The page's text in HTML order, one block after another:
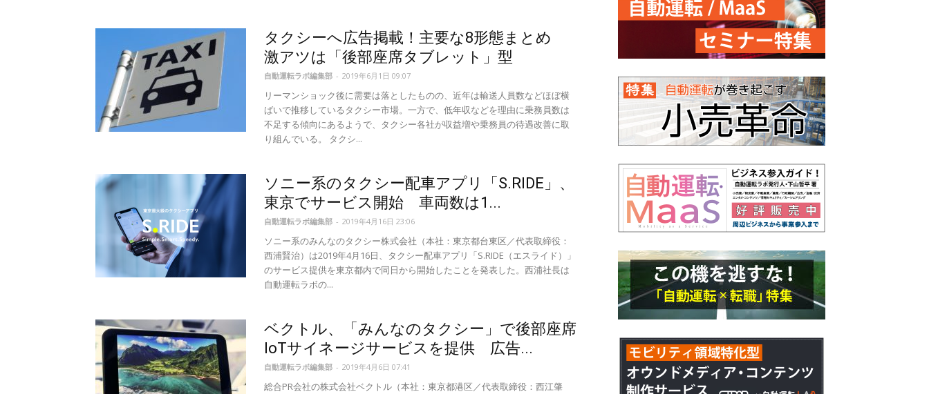
タクシーへ広告掲載！主要な8形態まとめ
激アツは「後部座席タブレット」型
自動運転ラボ編集部 - 2019年6月1日 09:07
リーマンショック後に需要は落としたものの、近年は輸送人員数などほぼ横
ばいで推移しているタクシー市場。一方で、低年収などを理由に乗務員数は
不足する傾向にあるようで、タクシー各社が収益増や乗務員の待遇改善に取
り組んでいる。 タクシ...
ソニー系のタクシー配車アプリ「S.RIDE」、
東京でサービス開始 車両数は1...
自動運転ラボ編集部 - 2019年4月16日 23:06
ソニー系のみんなのタクシー株式会社（本社：東京都台東区／代表取締役：
西浦賢治）は2019年4月16日、タクシー配車アプリ「S.RIDE（エスライド）」
のサービス提供を東京都内で同日から開始したことを発表した。西浦社長は
自動運転ラボの...
ベクトル、「みんなのタクシー」で後部座席
IoTサイネージサービスを提供 広告...
自動運転ラボ編集部 - 2019年4月6日 07:41
総合PR会社の株式会社ベクトル（本社：東京都港区／代表取締役：西江肇